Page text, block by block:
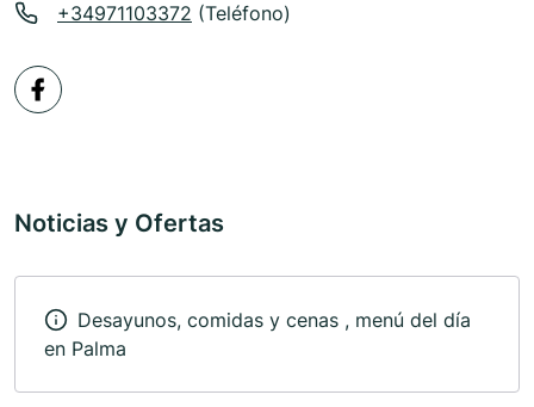
+34971103372 (Teléfono)
Noticias y Ofertas
Desayunos, comidas y cenas , menú del día
en Palma